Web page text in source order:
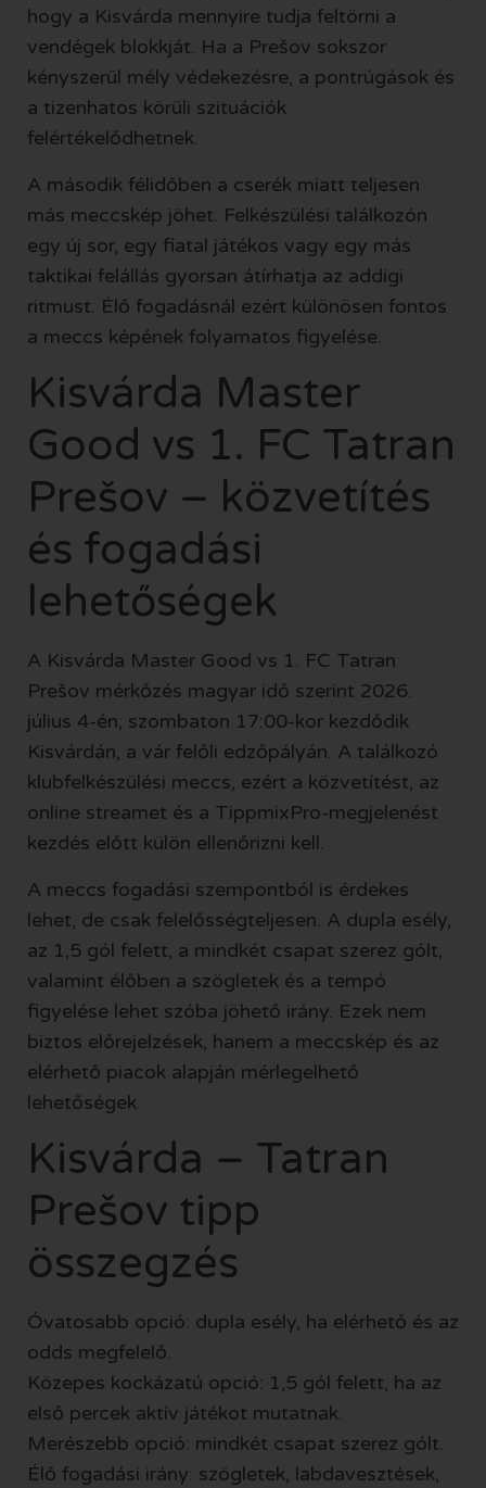
hogy a Kisvárda mennyire tudja feltörni a
vendégek blokkját. Ha a Prešov sokszor
kényszerül mély védekezésre, a pontrúgások és
a tizenhatos körüli szituációk
felértékelődhetnek.
A második félidőben a cserék miatt teljesen
más meccskép jöhet. Felkészülési találkozón
egy új sor, egy fiatal játékos vagy egy más
taktikai felállás gyorsan átírhatja az addigi
ritmust. Élő fogadásnál ezért különösen fontos
a meccs képének folyamatos figyelése.
Kisvárda Master
Good vs 1. FC Tatran
Prešov – közvetítés
és fogadási
lehetőségek
A Kisvárda Master Good vs 1. FC Tatran
Prešov mérkőzés magyar idő szerint 2026.
július 4-én, szombaton 17:00-kor kezdődik
Kisvárdán, a vár felőli edzőpályán. A találkozó
klubfelkészülési meccs, ezért a közvetítést, az
online streamet és a TippmixPro-megjelenést
kezdés előtt külön ellenőrizni kell.
A meccs fogadási szempontból is érdekes
lehet, de csak felelősségteljesen. A dupla esély,
az 1,5 gól felett, a mindkét csapat szerez gólt,
valamint élőben a szögletek és a tempó
figyelése lehet szóba jöhető irány. Ezek nem
biztos előrejelzések, hanem a meccskép és az
elérhető piacok alapján mérlegelhető
lehetőségek.
Kisvárda – Tatran
Prešov tipp
összegzés
Óvatosabb opció: dupla esély, ha elérhető és az
odds megfelelő.
Közepes kockázatú opció: 1,5 gól felett, ha az
első percek aktív játékot mutatnak.
Merészebb opció: mindkét csapat szerez gólt.
Élő fogadási irány: szögletek, labdavesztések,